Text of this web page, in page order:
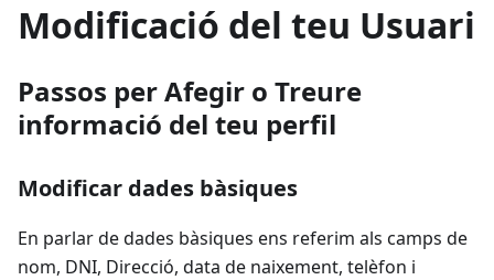
Modificació del teu Usuari
Passos per Afegir o Treure
informació del teu perfil
Modificar dades bàsiques
En parlar de dades bàsiques ens referim als camps de
nom, DNI, Direcció, data de naixement, telèfon i